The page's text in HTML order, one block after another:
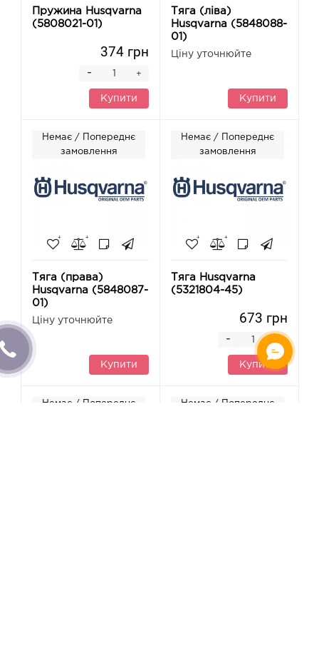
Пружина Husqvarna
(5808021-01)
374 грн
+
-
Купити
Тяга (ліва)
Husqvarna (5848088-
01)
Ціну уточнюйте
Купити
Немає / Попереднє
замовлення
Тяга (права)
Husqvarna (5848087-
01)
Ціну уточнюйте
Купити
Немає / Попереднє
замовлення
Тяга Husqvarna
(5321804-45)
673 грн
-
Купити
Немає / Попереднє
Немає / Попереднє